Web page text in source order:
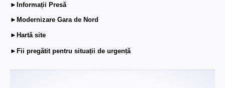
►Informații Presă
►Modernizare Gara de Nord
►Hartă site
►Fii pregătit pentru situații de urgență